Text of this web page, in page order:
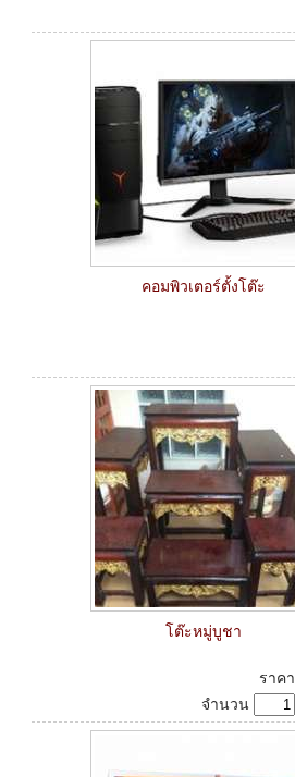
คอมพิวเตอร์ตั้งโต๊ะ
โต๊ะหมู่บูชา
ราคา
จำนวน